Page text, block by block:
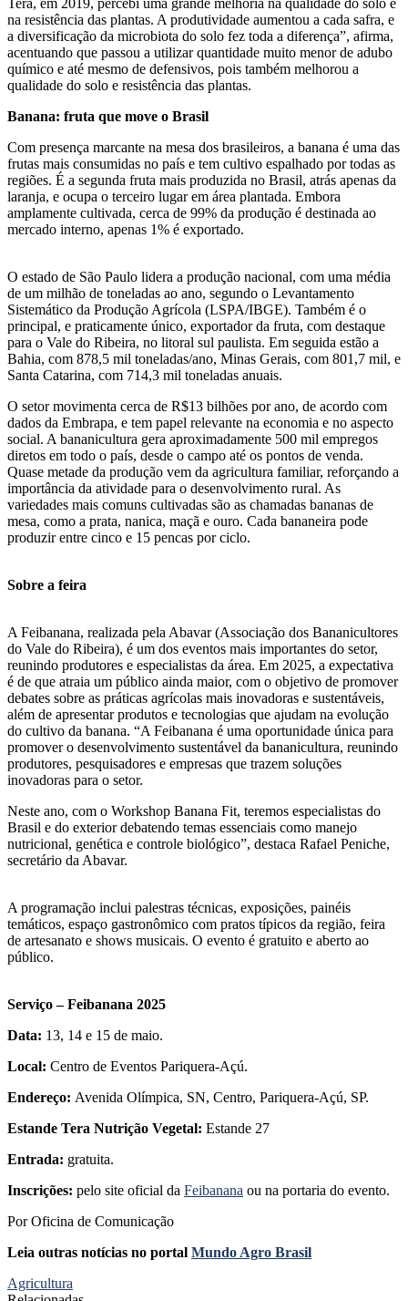
na resistência das plantas. A produtividade aumentou a cada safra, e
a diversificação da microbiota do solo fez toda a diferença”, afirma,
acentuando que passou a utilizar quantidade muito menor de adubo
químico e até mesmo de defensivos, pois também melhorou a
qualidade do solo e resistência das plantas.
Banana: fruta que move o Brasil
Com presença marcante na mesa dos brasileiros, a banana é uma das
frutas mais consumidas no país e tem cultivo espalhado por todas as
regiões. É a segunda fruta mais produzida no Brasil, atrás apenas da
laranja, e ocupa o terceiro lugar em área plantada. Embora
amplamente cultivada, cerca de 99% da produção é destinada ao
mercado interno, apenas 1% é exportado.
O estado de São Paulo lidera a produção nacional, com uma média
de um milhão de toneladas ao ano, segundo o Levantamento
Sistemático da Produção Agrícola (LSPA/IBGE). Também é o
principal, e praticamente único, exportador da fruta, com destaque
para o Vale do Ribeira, no litoral sul paulista. Em seguida estão a
Bahia, com 878,5 mil toneladas/ano, Minas Gerais, com 801,7 mil, e
Santa Catarina, com 714,3 mil toneladas anuais.
O setor movimenta cerca de R$13 bilhões por ano, de acordo com
dados da Embrapa, e tem papel relevante na economia e no aspecto
social. A bananicultura gera aproximadamente 500 mil empregos
diretos em todo o país, desde o campo até os pontos de venda.
Quase metade da produção vem da agricultura familiar, reforçando a
importância da atividade para o desenvolvimento rural. As
variedades mais comuns cultivadas são as chamadas bananas de
mesa, como a prata, nanica, maçã e ouro. Cada bananeira pode
produzir entre cinco e 15 pencas por ciclo.
Sobre a feira
A Feibanana, realizada pela Abavar (Associação dos Bananicultores
do Vale do Ribeira), é um dos eventos mais importantes do setor,
reunindo produtores e especialistas da área. Em 2025, a expectativa
é de que atraia um público ainda maior, com o objetivo de promover
debates sobre as práticas agrícolas mais inovadoras e sustentáveis,
além de apresentar produtos e tecnologias que ajudam na evolução
do cultivo da banana. “A Feibanana é uma oportunidade única para
promover o desenvolvimento sustentável da bananicultura, reunindo
produtores, pesquisadores e empresas que trazem soluções
inovadoras para o setor.
Neste ano, com o Workshop Banana Fit, teremos especialistas do
Brasil e do exterior debatendo temas essenciais como manejo
nutricional, genética e controle biológico”, destaca Rafael Peniche,
secretário da Abavar.
A programação inclui palestras técnicas, exposições, painéis
temáticos, espaço gastronômico com pratos típicos da região, feira
de artesanato e shows musicais. O evento é gratuito e aberto ao
público.
Serviço – Feibanana 2025
Data: 13, 14 e 15 de maio.
Local: Centro de Eventos Pariquera-Açú.
Endereço: Avenida Olímpica, SN, Centro, Pariquera-Açú, SP.
Estande Tera Nutrição Vegetal: Estande 27
Entrada: gratuita.
Inscrições: pelo site oficial da Feibanana ou na portaria do evento.
Por Oficina de Comunicação
Leia outras notícias no portal Mundo Agro Brasil
Agricultura